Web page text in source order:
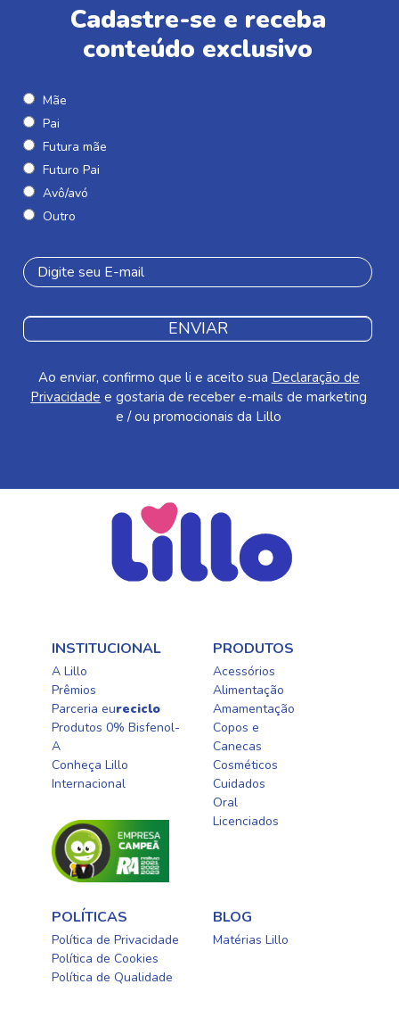
Cadastre-se e receba
conteúdo exclusivo
Mãe
Pai
Futura mãe
Futuro Pai
Avô/avó
Outro
ENVIAR
Ao enviar, confirmo que li e aceito sua Declaração de
Privacidade e gostaria de receber e-mails de marketing
e / ou promocionais da Lillo
INSTITUCIONAL
A Lillo
Prêmios
Parceria eureciclo
Produtos 0% Bisfenol-
A
Conheça Lillo
Internacional
PRODUTOS
Acessórios
Alimentação
Amamentação
Copos e
Canecas
Cosméticos
Cuidados
Oral​
Licenciados​
POLÍTICAS
Política de Privacidade
Política de Cookies
Política de Qualidade
BLOG
Matérias Lillo